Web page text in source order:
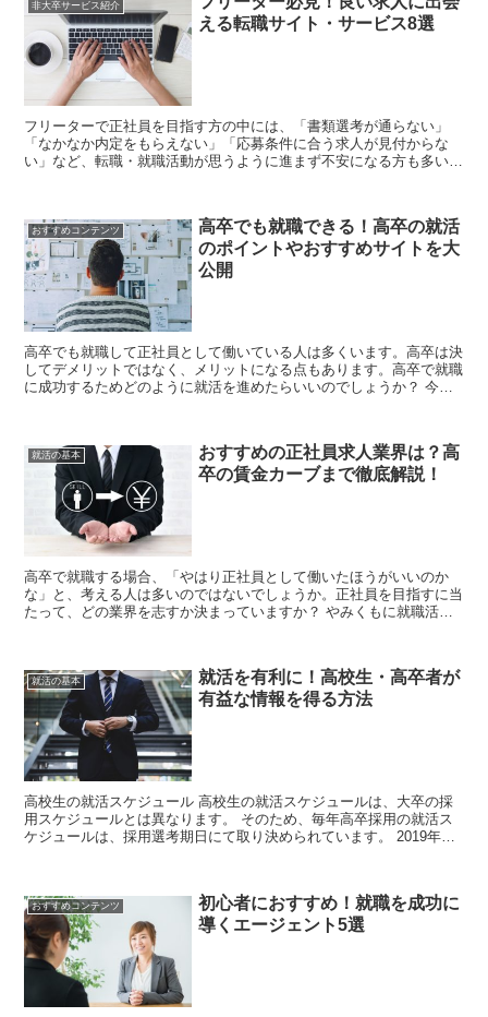
非大卒サービス紹介
える転職サイト・サービス8選
フリーターで正社員を目指す方の中には、「書類選考が通らない」
「なかなか内定をもらえない」「応募条件に合う求人が見付からな
い」など、転職・就職活動が思うように進まず不安になる方も多いの
おすすめコンテンツ
高卒でも就職できる！高卒の就活
のポイントやおすすめサイトを大
公開
高卒でも就職して正社員として働いている人は多くいます。高卒は決
してデメリットではなく、メリットになる点もあります。高卒で就職
に成功するためどのように就活を進めたらいいのでしょうか？ 今回
就活の基本
おすすめの正社員求人業界は？高
卒の賃金カーブまで徹底解説！
高卒で就職する場合、「やはり正社員として働いたほうがいいのか
な」と、考える人は多いのではないでしょうか。正社員を目指すに当
たって、どの業界を志すか決まっていますか？ やみくもに就職活動
就活の基本
就活を有利に！高校生・高卒者が
有益な情報を得る方法
高校生の就活スケジュール 高校生の就活スケジュールは、大卒の採
用スケジュールとは異なります。 そのため、毎年高卒採用の就活ス
ケジュールは、採用選考期日にて取り決められています。 2019年の
おすすめコンテンツ
初心者におすすめ！就職を成功に
導くエージェント5選